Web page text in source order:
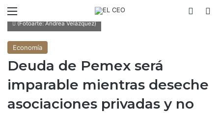
(Fotoarte: Andrea Velázquez)
Economía
Deuda de Pemex será
imparable mientras deseche
asociaciones privadas y no